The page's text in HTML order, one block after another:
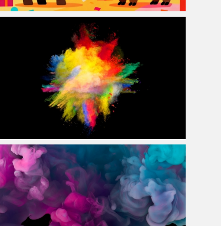
2026马年 小马和卡皮巴拉 新年可爱卡通4k壁纸
创意色彩粉尘效果4k电脑壁纸